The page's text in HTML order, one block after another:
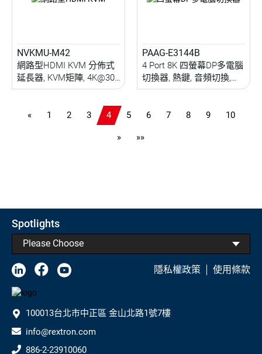
NVKMU-M42
網路型HDMI KVM 分佈式
延長器, KVM矩陣, 4K@30,
音源融合,
RS232控制, PoE
PAAG-E3144B
4 Port 8K 四螢幕DP多電腦
切換器, 熱鍵, 音頻切換,
5Gbps USB 3.2周邊分享
« 1 2 3 4 5 6 7 8 9 10
» »»
Spotlights
Please Choose
隱私權政策 使用條款
100013台北市中正區 金山北路1號7樓
info@rextron.com
886-2-23910060